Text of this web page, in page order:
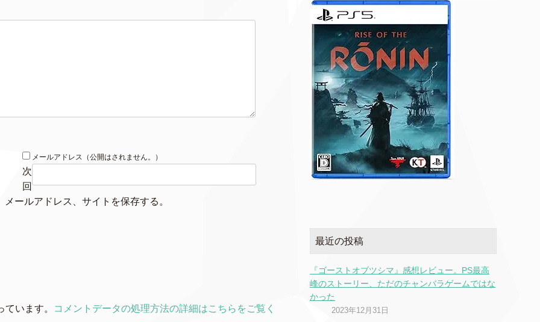
メールアドレス（公開はされません。）
次
回
ールアドレス、サイトを保存する。
います。 コメントデータの処理方法の詳細はこちらをご覧く
最近の投稿
『ゴーストオブツシマ』感想レビュー。PS最高
峰のストーリー、ただのチャンバラゲームではな
かった
2023年12月31日